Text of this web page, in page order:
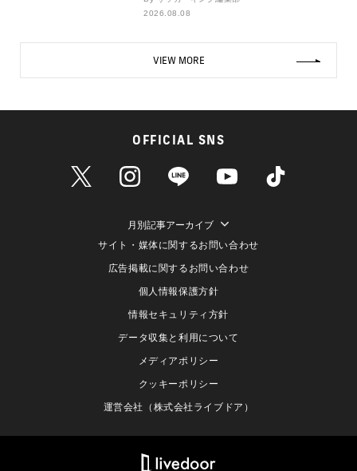
2026.08.08
VIEW MORE
OFFICIAL SNS
月別記事アーカイブ
サイト・媒体に関するお問い合わせ
広告掲載に関するお問い合わせ
個人情報保護方針
情報セキュリティ方針
データ収集と利用について
メディアポリシー
クッキーポリシー
運営会社（株式会社ライブドア）